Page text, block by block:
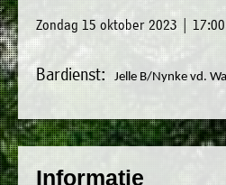
Zondag 15 oktober 2023 |
Bardienst: Jelle B/Nynke vd.
Informatie
Nieuws
Agenda
»
Verenigingen
dit
moment
bestaat
het
bestuur
uit